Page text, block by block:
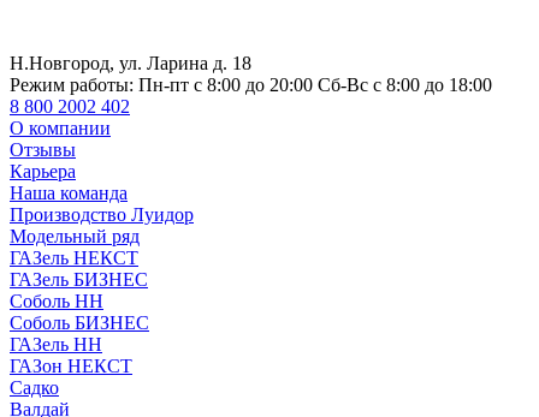
Н.Новгород, ул. Ларина д. 18
Режим работы: Пн-пт с 8:00 до 20:00 Сб-Вс с 8:00 до 18:00
8 800 2002 402
О компании
Отзывы
Карьера
Наша команда
Производство Луидор
Модельный ряд
ГАЗель НЕКСТ
ГАЗель БИЗНЕС
Соболь НН
Соболь БИЗНЕС
ГАЗель НН
ГАЗон НЕКСТ
Садко
Валдай